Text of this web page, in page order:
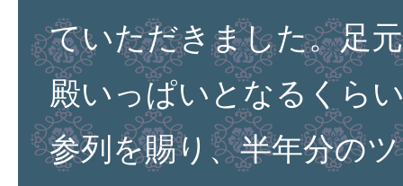
ていただきました。足
殿いっぱいとなるくら
参列を賜り、半年分の